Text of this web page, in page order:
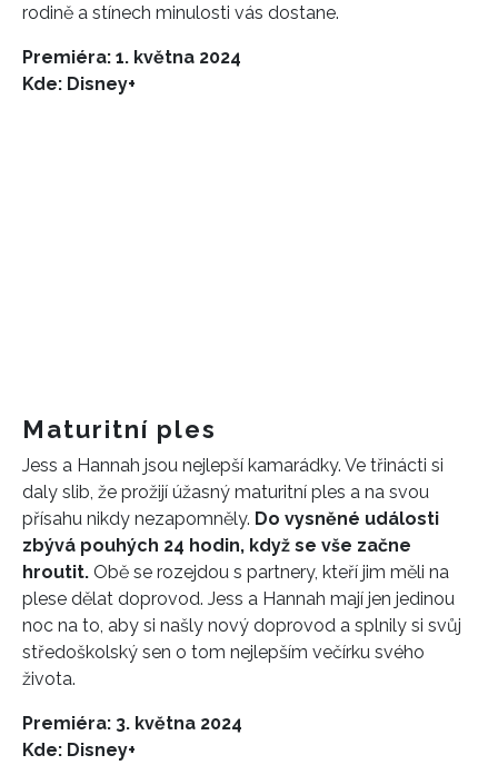
rodině a stínech minulosti vás dostane.
Premiéra: 1. května 2024
Kde: Disney+
Maturitní ples
Jess a Hannah jsou nejlepší kamarádky. Ve třinácti si
daly slib, že prožijí úžasný maturitní ples a na svou
přísahu nikdy nezapomněly. Do vysněné události
zbývá pouhých 24 hodin, když se vše začne
hroutit. Obě se rozejdou s partnery, kteří jim měli na
plese dělat doprovod. Jess a Hannah mají jen jedinou
noc na to, aby si našly nový doprovod a splnily si svůj
středoškolský sen o tom nejlepším večírku svého
života.
Premiéra: 3. května 2024
Kde: Disney+